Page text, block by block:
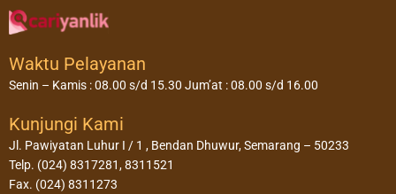
Waktu Pelayanan
Senin – Kamis : 08.00 s/d 15.30 Jum’at : 08.00 s/d 16.00
Kunjungi Kami
Jl. Pawiyatan Luhur I / 1 , Bendan Dhuwur, Semarang – 50233
Telp. (024) 8317281, 8311521
Fax. (024) 8311273